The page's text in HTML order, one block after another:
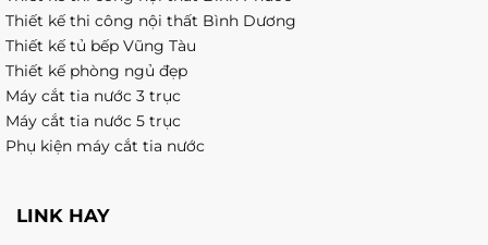
Thiết kế thi công nội thất Bình Dương
Thiết kế tủ bếp Vũng Tàu
Thiết kế phòng ngủ đẹp
Máy cắt tia nước 3 trục
Máy cắt tia nước 5 trục
Phụ kiện máy cắt tia nước
LINK HAY